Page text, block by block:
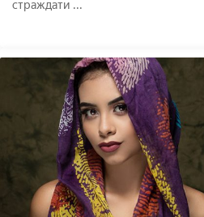
страждати ...